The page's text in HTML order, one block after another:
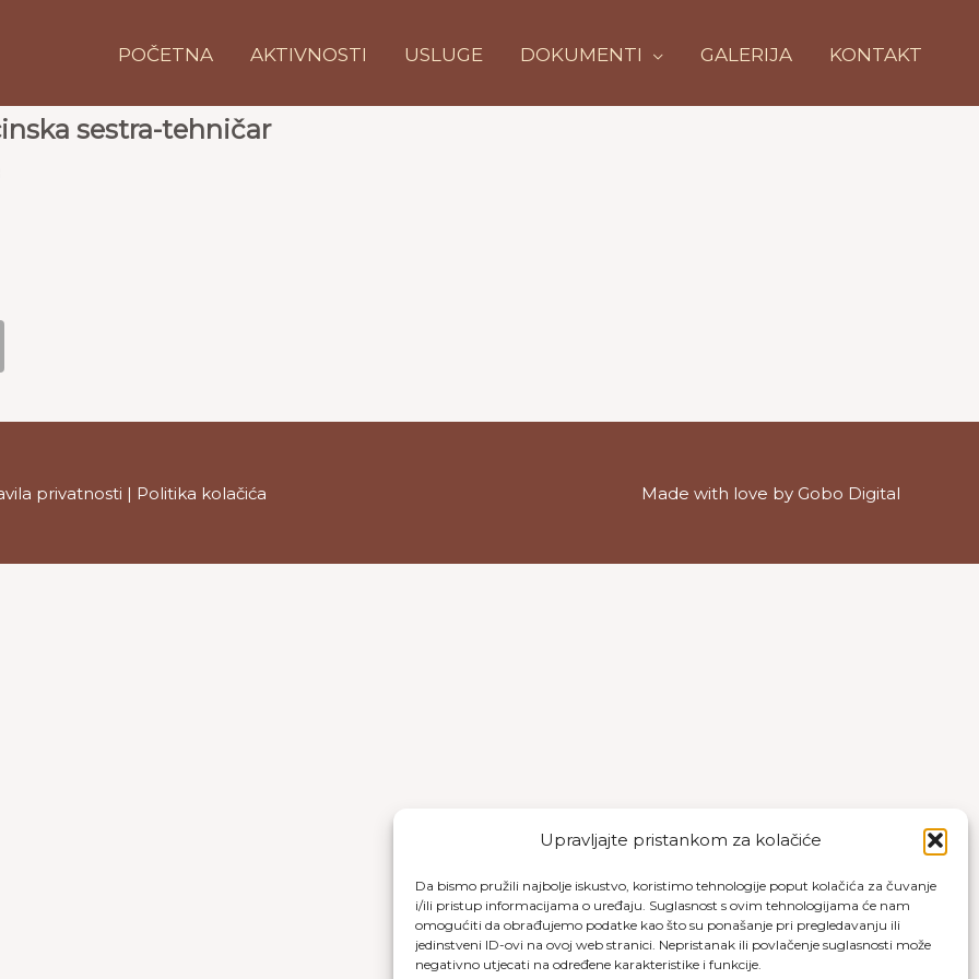
Upravljajte pristankom za kolačiće
Da bismo pružili najbolje iskustvo, koristimo tehnologije poput kolačića za čuvanje
i/ili pristup informacijama o uređaju. Suglasnost s ovim tehnologijama će nam
omogućiti da obrađujemo podatke kao što su ponašanje pri pregledavanju ili
jedinstveni ID-ovi na ovoj web stranici. Nepristanak ili povlačenje suglasnosti može
negativno utjecati na određene karakteristike i funkcije.
POČETNA AKTIVNOSTI USLUGE DOKUMENTI GALERIJA KONTAKT
sestra-tehničar
privatnosti | Politika kolačića Made with love by Gobo Digital